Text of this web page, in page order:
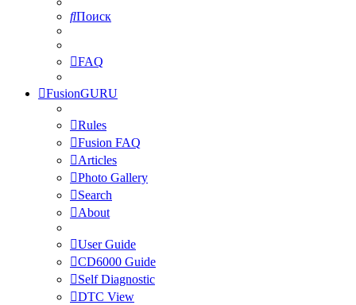
Поиск
FAQ
FusionGURU
Rules
Fusion FAQ
Articles
Photo Gallery
Search
About
User Guide
CD6000 Guide
Self Diagnostic
DTC View